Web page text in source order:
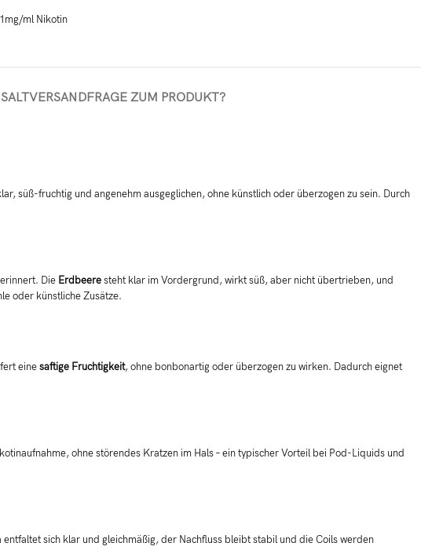
ml Nikotin
VERSANDFRAGE ZUM PRODUKT?
süß-fruchtig und angenehm ausgeglichen, ohne künstlich oder überzogen zu sein. Durch
Die Erdbeeresteht klar im Vordergrund, wirkt süß, aber nicht übertrieben, und
oder künstliche Zusätze.
einesaftige Fruchtigkeit, ohne bonbonartig oder überzogen zu wirken. Dadurch eignet
ohne störendes Kratzen im Hals – ein typischer Vorteil bei Pod-Liquids und
sich klar und gleichmäßig, der Nachfluss bleibt stabil und die Coils werden